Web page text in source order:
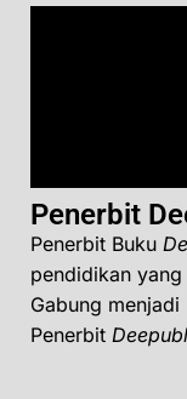
Penerbit
Penerbit Buku
pendidikan
Gabung menjadi
Penerbit